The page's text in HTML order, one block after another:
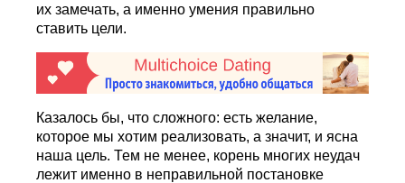
их замечать, а именно умения правильно
ставить цели.
Казалось бы, что сложного: есть желание,
которое мы хотим реализовать, а значит, и ясна
наша цель. Тем не менее, корень многих неудач
лежит именно в неправильной постановке